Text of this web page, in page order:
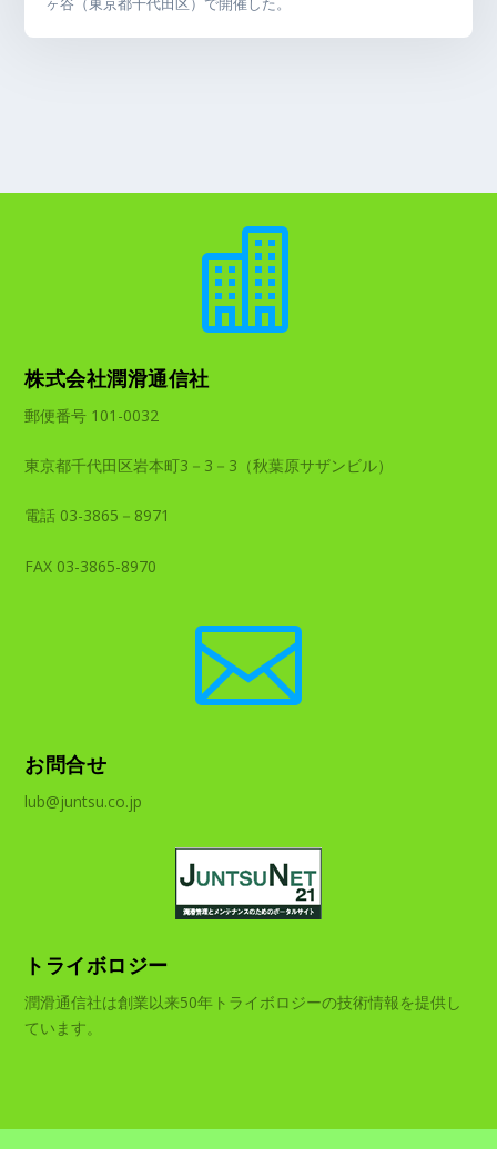

株式会社潤滑通信社
郵便番号 101-0032
東京都千代田区岩本町3－3－3（秋葉原サザンビル）
電話 03-3865－8971
FAX 03-3865-8970

お問合せ
lub@juntsu.co.jp
トライボロジー
潤滑通信社は創業以来50年トライボロジーの技術情報を提供し
ています。